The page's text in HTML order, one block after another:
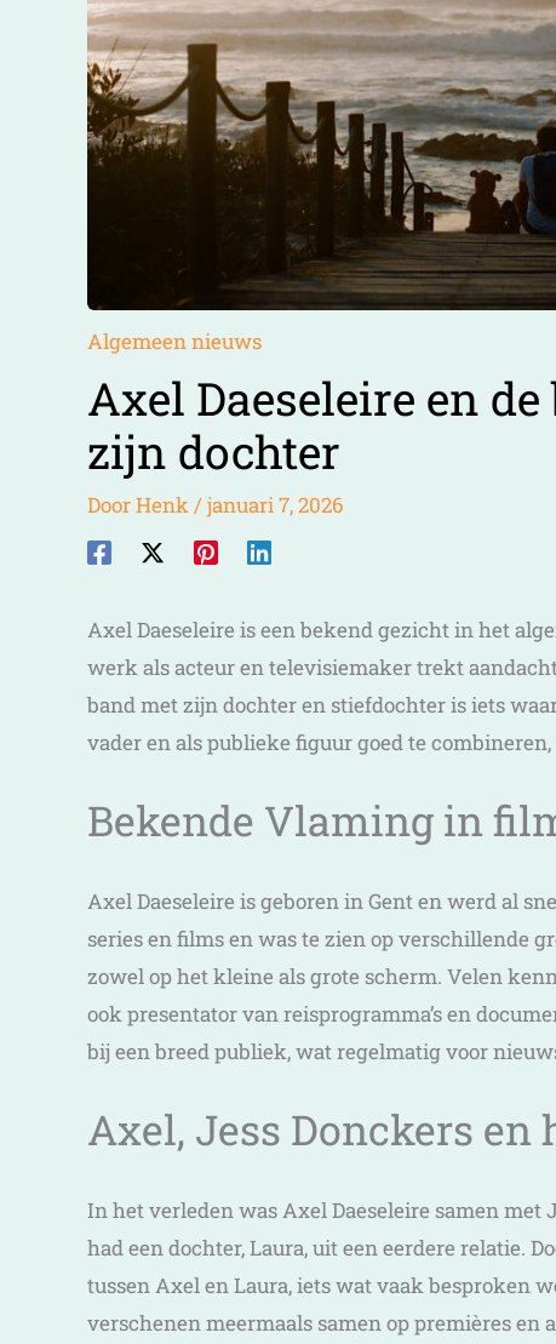
Algemeen nieuws
Axel Daeseleire en
zijn dochter
DoorHenk /januari 7, 2026
Axel Daeseleire is een bekend gezicht in het
werk als acteur en televisiemaker trekt
band met zijn dochter en stiefdochter is iets
vader en als publieke figuur goed te
Bekende Vlaming in
Axel Daeseleire is geboren in Gent en werd al
series en films en was te zien op verschillende
zowel op het kleine als grote scherm. Velen
ook presentator van reisprogramma’s en
bij een breed publiek, wat regelmatig voor
Axel, Jess Donckers
In het verleden was Axel Daeseleire samen met
had een dochter, Laura, uit een eerdere relatie.
tussen Axel en Laura, iets wat vaak besproken
verschenen meermaals samen op premières